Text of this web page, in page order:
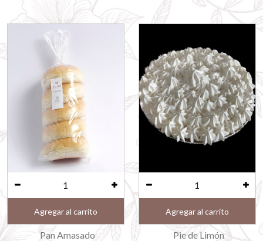
Agregar al carrito
Pan Amasado
Agregar al carrito
Pie de Limón